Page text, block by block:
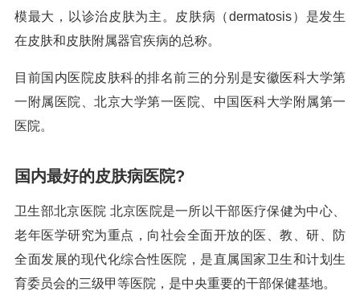
模最大，以诊治皮肤为主。皮肤病（dermatosis）是发生
在皮肤和皮肤附属器官疾病的总称。
目前国内医院皮肤科的排名前三的分别是安徽医科大学第
一附属医院、北京大学第一医院、中国医科大学附属第一
医院。
国内最好的皮肤病医院?
卫生部北京医院 北京医院是一所以干部医疗保健为中心、
老年医学研究为重点，向社会全面开放的医、教、研、防
全面发展的现代化综合性医院，是直属国家卫生和计划生
育委员会的三级甲等医院，是中央重要的干部保健基地。